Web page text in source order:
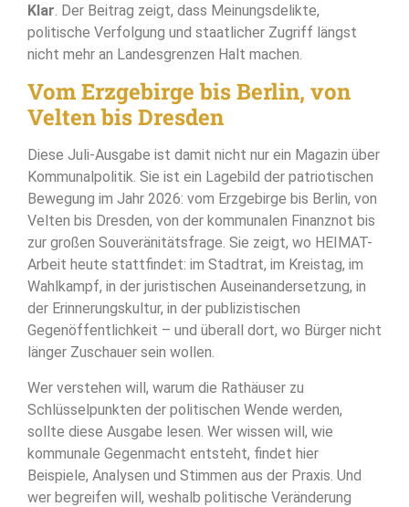
Klar . Der Beitrag zeigt, dass Meinungsdelikte,
politische Verfolgung und staatlicher Zugriff längst
nicht mehr an Landesgrenzen Halt machen.
Vom Erzgebirge bis Berlin, von
Velten bis Dresden
Diese Juli-Ausgabe ist damit nicht nur ein Magazin über
Kommunalpolitik. Sie ist ein Lagebild der patriotischen
Bewegung im Jahr 2026: vom Erzgebirge bis Berlin, von
Velten bis Dresden, von der kommunalen Finanznot bis
zur großen Souveränitätsfrage. Sie zeigt, wo HEIMAT-
Arbeit heute stattfindet: im Stadtrat, im Kreistag, im
Wahlkampf, in der juristischen Auseinandersetzung, in
der Erinnerungskultur, in der publizistischen
Gegenöffentlichkeit – und überall dort, wo Bürger nicht
länger Zuschauer sein wollen.
Wer verstehen will, warum die Rathäuser zu
Schlüsselpunkten der politischen Wende werden,
sollte diese Ausgabe lesen. Wer wissen will, wie
kommunale Gegenmacht entsteht, findet hier
Beispiele, Analysen und Stimmen aus der Praxis. Und
wer begreifen will, weshalb politische Veränderung